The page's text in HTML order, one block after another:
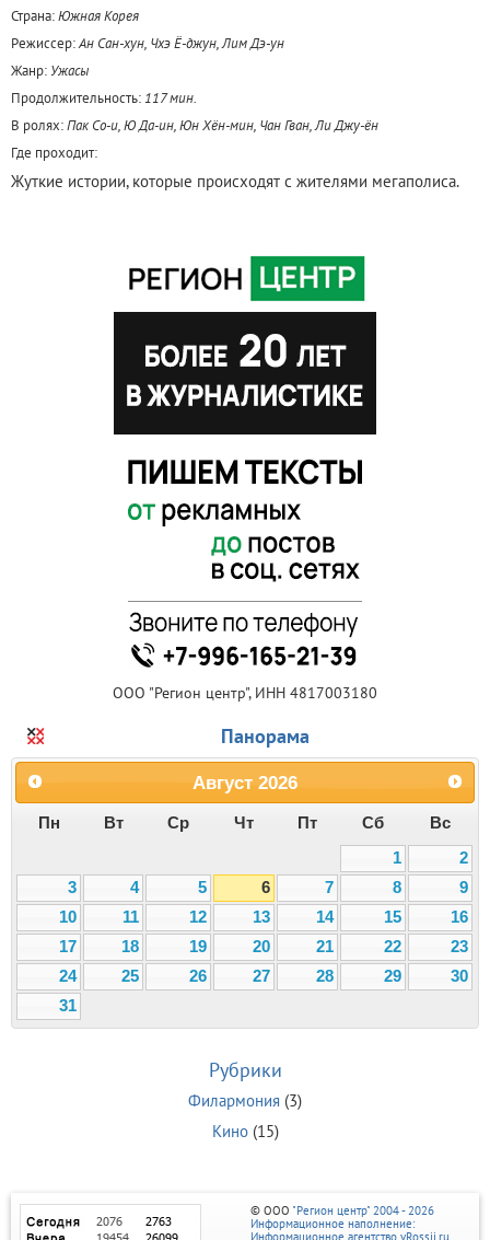
Страна:Южная Корея
Режиссер:Ан Сан-хун, Чхэ Ё-джун, Лим Дэ-ун
Жанр: Ужасы
Продолжительность: 117 мин.
В ролях:Пак Со-и, Ю Да-ин, Юн Хён-мин, Чан Гван, Ли Джу-ён
Где проходит:
Жуткие истории, которые происходят с жителями мегаполиса.
ООО "Регион центр", ИНН 4817003180
Панорама
Август 2026
Пн Вт Ср Чт Пт Сб
Вс
1
2
3
4 5 6 7 8
9
10
11 12 13 14 15
16
17
18 19 20 21 22
23
24
25 26 27 28 29
30
31
Рубрики
Филармония (3)
Кино(15)
© ООО "Регион центр" 2004 - 2026
Информационное наполнение:
Информационное агентство vRossii.ru